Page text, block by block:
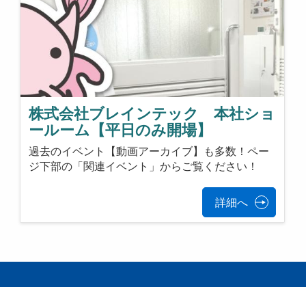
株式会社ブレインテック 本社ショ
ールーム【平日のみ開場】
過去のイベント【動画アーカイブ】も多数！ペー
ジ下部の「関連イベント」からご覧ください！
詳細へ